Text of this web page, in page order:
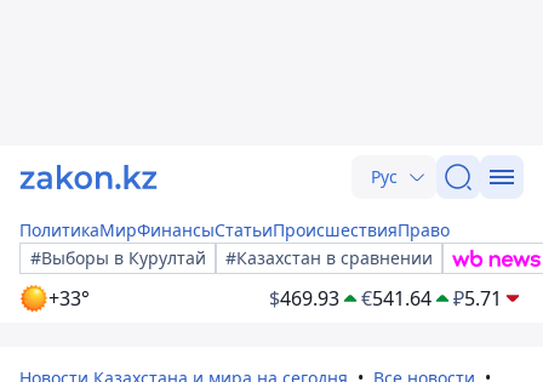
Рус
ПолитикаМирФинансыСтатьиПроисшествияПраво
#Выборы в Курултай
#Казахстан в сравнении
+33° $469.93 €541.64 ₽5.71